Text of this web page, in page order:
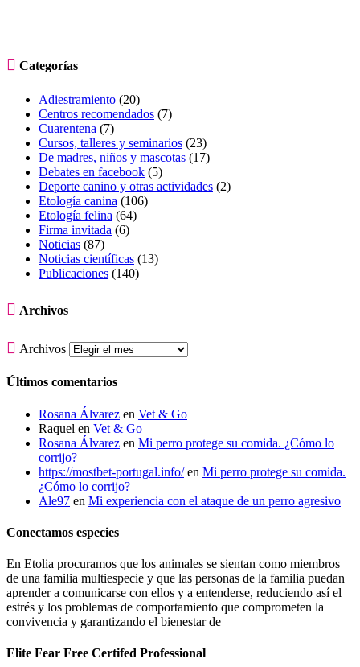
 Categorías
Adiestramiento (20)
Centros recomendados (7)
Cuarentena (7)
Cursos, talleres y seminarios (23)
De madres, niños y mascotas (17)
Debates en facebook (5)
Deporte canino y otras actividades (2)
Etología canina (106)
Etología felina (64)
Firma invitada (6)
Noticias (87)
Noticias científicas (13)
Publicaciones (140)
 Archivos
 Archivos
Últimos comentarios
Rosana Álvarez en Vet & Go
Raquel en Vet & Go
Rosana Álvarez en Mi perro protege su comida. ¿Cómo lo
corrijo?
https://mostbet-portugal.info/en Mi perro protege su comida.
¿Cómo lo corrijo?
Ale97 en Mi experiencia con el ataque de un perro agresivo
Conectamos especies
En Etolia procuramos que los animales se sientan como miembros
de una familia multiespecie y que las personas de la familia puedan
aprender a comunicarse con ellos y a entenderse, reduciendo así el
estrés y los problemas de comportamiento que comprometen la
convivencia y garantizando el bienestar de
Elite Fear Free Certifed Professional